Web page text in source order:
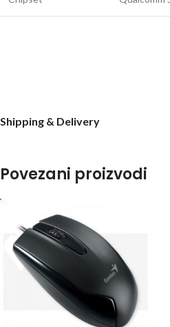
Shipping & Delivery
Povezani proizvodi